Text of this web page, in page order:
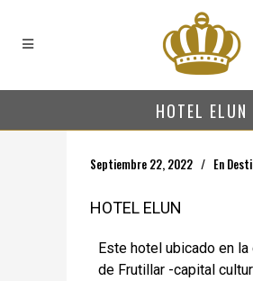
HOTEL ELUN
Septiembre 22, 2022 En
HOTEL ELUN
Este hotel ubicado en la
de Frutillar -capital